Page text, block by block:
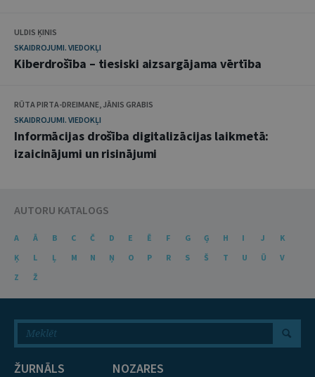
ULDIS ĶINIS
SKAIDROJUMI. VIEDOKĻI
Kiberdrošība – tiesiski aizsargājama vērtība
RŪTA PIRTA-DREIMANE, JĀNIS GRABIS
SKAIDROJUMI. VIEDOKĻI
Informācijas drošība digitalizācijas laikmetā:
izaicinājumi un risinājumi
AUTORU KATALOGS
A Ā B C Č D E Ē F G Ģ H I J
K
Ķ
L Ļ M N Ņ O P R S Š T U Ū
V
Z
Ž
ŽURNĀLS NOZARES